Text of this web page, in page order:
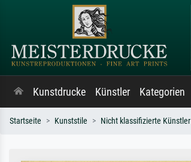
Kunstdrucke Künstler Kategorien
Startseite Kunststile Nicht klassifizierte Künstler